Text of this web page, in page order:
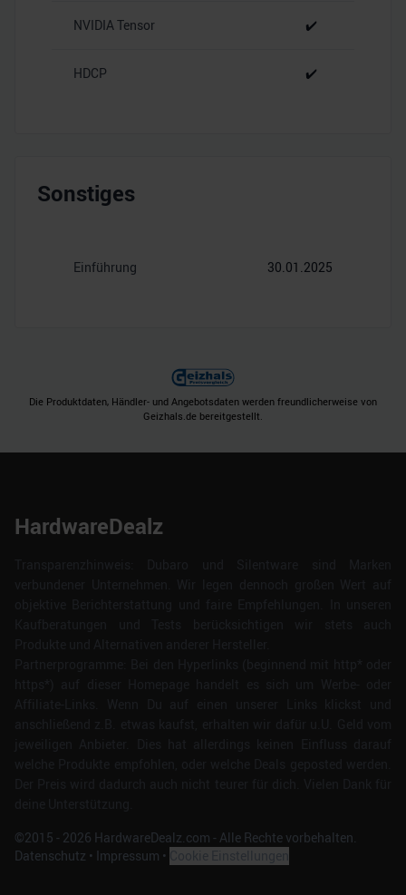
NVIDIA Tensor ✔️
HDCP ✔️
Sonstiges
Einführung 30.01.2025
Die Produktdaten, Händler- und Angebotsdaten werden freundlicherweise von
Geizhals.de bereitgestellt.
HardwareDealz
©2015 - 2026 HardwareDealz.com - Alle Rechte vorbehalten.
Datenschutz • Impressum •